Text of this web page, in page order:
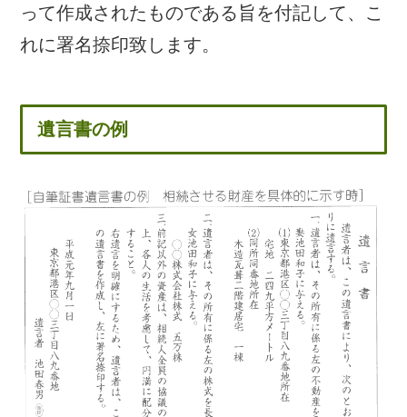
って作成されたものである旨を付記して、こ
れに署名捺印致します。
遺言書の例